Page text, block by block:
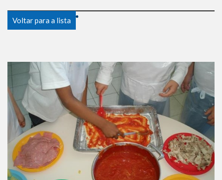
Voltar para a lista